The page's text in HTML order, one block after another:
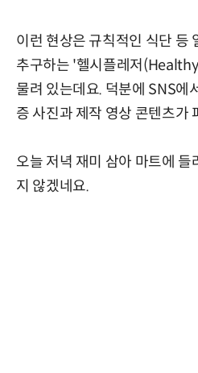
이런 현상은 규칙적인 식단 등
추구하는 '헬시플레저
물려 있는데요. 덕분에 SNS에
증 사진과 제작 영상 콘텐츠가
오늘 저녁 재미 삼아 마트에
지 않겠네요.